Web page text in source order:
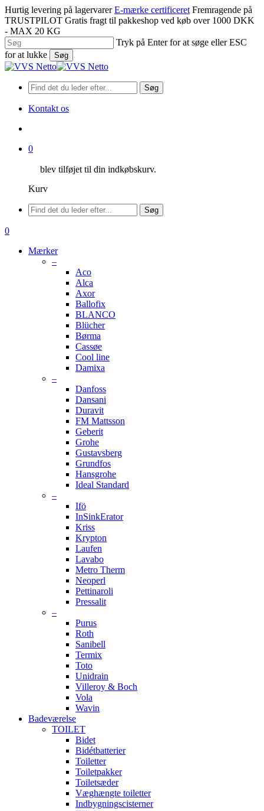
Spring
til
hovedindhold
Hurtig levering på lagervarer E-mærke certificeret Fremragende på
TRUSTPILOT Gratis fragt til pakkeshop ved køb over 1000 DKK
- MAX 20 KG
Tryk på Enter for at søge eller ESC
for at lukke
Søg
Luk
Søg
Kontakt os
0
blev tilføjet til din indkøbskurv.
Kurv
Menu
Søg
søge
0
Mærker
–
Aco
Alca
Axor
Ballofix
BLANCO
Blücher
Børma
Cassøe
Cool line
Damixa
–
Danfoss
Dansani
Duravit
FM Mattsson
Geberit
Grohe
Gustavsberg
Grundfos
Hansgrohe
Ideal Standard
–
Ifö
InSinkErator
Kriss
Krypton
Laufen
Lavabo
Metro Therm
Neoperl
Pettinaroli
Pressalit
–
Purus
Roth
Sanibell
Termix
Toto
Unidrain
Villeroy & Boch
Vola
Wavin
Badeværelse
TOILET
Bidet
Bidétbatterier
Toiletter
Toiletpakker
Toiletsæder
Væghængte toiletter
Indbygningscisterner